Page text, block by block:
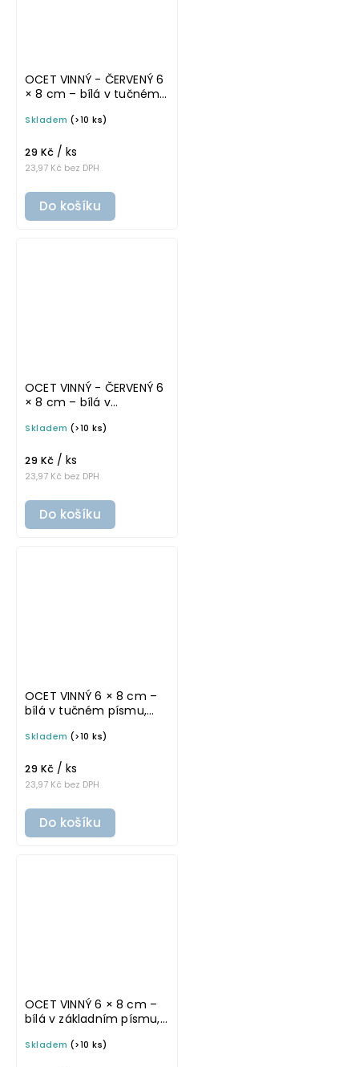
OCET VINNÝ - ČERVENÝ 6
× 8 cm – bílá v tučném
samolepka na
Skladem (>10 ks)
23,97 Kč bez DPH
29 Kč / ks
Do košíku
OCET VINNÝ - ČERVENÝ 6
× 8 cm – bílá v
omyvatelná samolepka
Skladem (>10 ks)
23,97 Kč bez DPH
29 Kč / ks
Do košíku
OCET VINNÝ 6 × 8 cm –
bílá v tučném písmu,
na potravinové láhve
Skladem (>10 ks)
23,97 Kč bez DPH
29 Kč / ks
Do košíku
OCET VINNÝ 6 × 8 cm –
bílá v základním písmu,
na potravinové láhve
Skladem (>10 ks)